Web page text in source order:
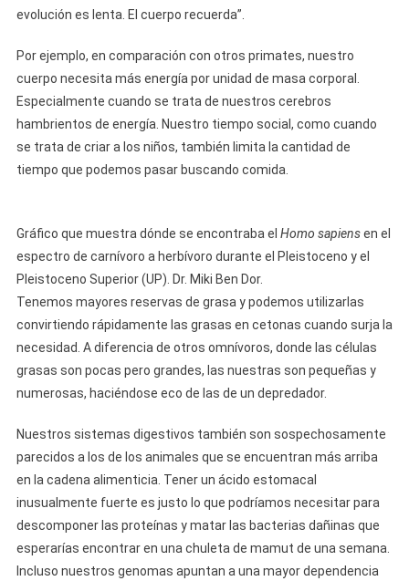
evolución es lenta. El cuerpo recuerda”.
Por ejemplo, en comparación con otros primates, nuestro
cuerpo necesita más energía por unidad de masa corporal.
Especialmente cuando se trata de nuestros cerebros
hambrientos de energía. Nuestro tiempo social, como cuando
se trata de criar a los niños, también limita la cantidad de
tiempo que podemos pasar buscando comida.
Gráfico que muestra dónde se encontraba el Homo sapiensen el
espectro de carnívoro a herbívoro durante el Pleistoceno y el
Pleistoceno Superior (UP). Dr. Miki Ben Dor.
Tenemos mayores reservas de grasa y podemos utilizarlas
convirtiendo rápidamente las grasas en cetonas cuando surja la
necesidad. A diferencia de otros omnívoros, donde las células
grasas son pocas pero grandes, las nuestras son pequeñas y
numerosas, haciéndose eco de las de un depredador.
Nuestros sistemas digestivos también son sospechosamente
parecidos a los de los animales que se encuentran más arriba
en la cadena alimenticia. Tener un ácido estomacal
inusualmente fuerte es justo lo que podríamos necesitar para
descomponer las proteínas y matar las bacterias dañinas que
esperarías encontrar en una chuleta de mamut de una semana.
Incluso nuestros genomas apuntan a una mayor dependencia